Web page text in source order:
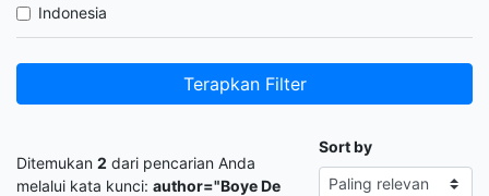
Indonesia
Terapkan Filter
Ditemukan 2 dari pencarian Anda
melalui kata kunci: author="Boye De
Sort by